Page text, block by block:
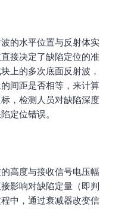
的水平位置与反射体实
接决定了缺陷定位的准
上的多次底面反射波，
间距是否相等，来计算
，检测人员对缺陷深度
定位错误。
高度与接收信号电压幅
影响对缺陷定量（即判
中，通过衰减器改变信